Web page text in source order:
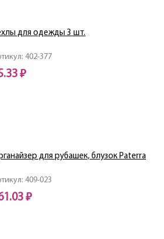
402-377
для одежды 3 шт.
₽
409-023
для рубашек, блузок Paterra
₽